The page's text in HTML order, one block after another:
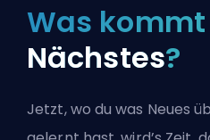
Was
Nächstes?
Jetzt, wo du was Neues